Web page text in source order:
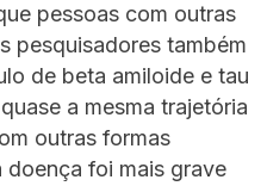
pessoas com outras
pesquisadores também
de beta amiloide e tau
a mesma trajetória
outras formas
doença foi mais grave